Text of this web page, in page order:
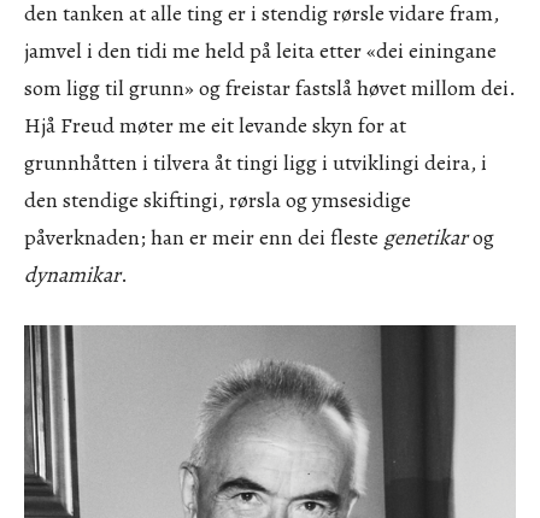
den tanken at alle ting er i stendig rørsle vidare fram,
jamvel i den tidi me held på leita etter «dei einingane
som ligg til grunn» og freistar fastslå høvet millom dei.
Hjå Freud møter me eit levande skyn for at
grunnhåtten i tilvera åt tingi ligg i utviklingi deira, i
den stendige skiftingi, rørsla og ymsesidige
påverknaden; han er meir enn dei fleste genetikarog
dynamikar.